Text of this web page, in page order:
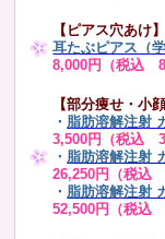
【ピアス穴あけ】
耳たぶピアス（
8,000円（税込
【部分痩せ・小顔
・ 脂肪溶解注射
3,500円（税込
・ 脂肪溶解注射
26,250円（税込
・ 脂肪溶解注射
52,500円（税込